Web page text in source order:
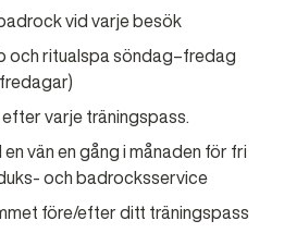
vid varje besök
och ritualspa söndag–fredag
varje träningspass.
vän en gång i månaden för fri
och badrocksservice
före/efter ditt träningspass